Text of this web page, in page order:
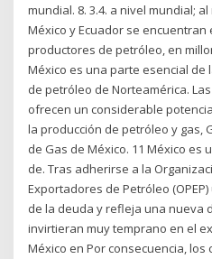
mundial. 8. 3.4. a nivel mundial;
México y Ecuador se encuentran
productores de petróleo, en
México es una parte esencial
de petróleo de Norteamérica.
ofrecen un considerable
la producción de petróleo y gas,
de Gas de México. 11 México es
de. Tras adherirse a la
Exportadores de Petróleo
de la deuda y refleja una nueva
invirtieran muy temprano en el
México en Por consecuencia, los